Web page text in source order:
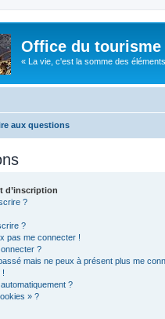
Office du tourisme
« La vie, c'est la somme des
aux questions
d’inscription
?
?
pas me connecter !
?
mais ne peux à présent plus me
!
?
» ?